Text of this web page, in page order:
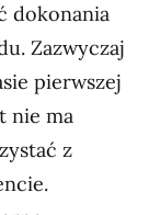
dokonania
Zazwyczaj
pierwszej
nie ma
z